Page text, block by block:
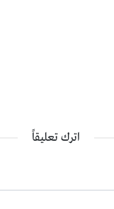
اترك تعليقاً